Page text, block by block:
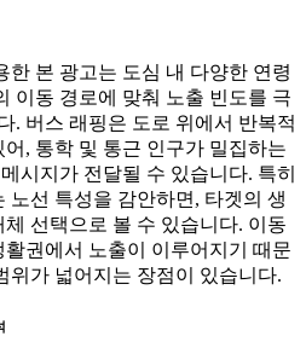
한 본 광고는 도심 내 다양한 연령
이동 경로에 맞춰 노출 빈도를 극
. 버스 래핑은 도로 위에서 반복적
, 통학 및 통근 인구가 밀집하는
시지가 전달될 수 있습니다. 특히
노선 특성을 감안하면, 타겟의 생
선택으로 볼 수 있습니다. 이동
권에서 노출이 이루어지기 때문
위가 넓어지는 장점이 있습니다.